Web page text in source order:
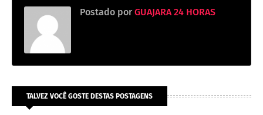
Postado por GUAJARA 24 HORAS
TALVEZ VOCÊ GOSTE DESTAS POSTAGENS